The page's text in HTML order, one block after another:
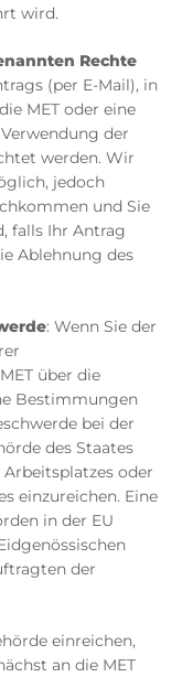
wird.
Rechte
(per E-Mail), in
MET oder eine
der
werden. Wir
jedoch
und Sie
falls Ihr Antrag
Ablehnung des
: Wenn Sie der
über die
Bestimmungen
bei der
des Staates
oder
einzureichen. Eine
in der EU
der
einreichen,
an die MET